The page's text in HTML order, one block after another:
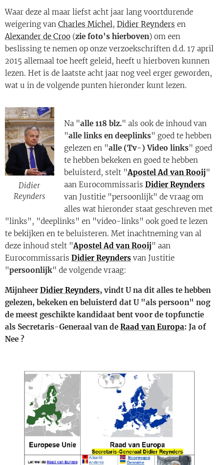
Waar deze al maar liefst acht jaar lang voortdurende
weigering van Charles Michel, Didier Reynders en
Alexander de Croo (zie foto's hierboven) om een
beslissing te nemen op onze verzoekschriften d.d. 17 april
2015 allemaal toe heeft geleid, heeft u hierboven kunnen
lezen. Het is de laatste acht jaar nog veel erger geworden,
wat u in de volgende punten hieronder kunt lezen.
Didier
Reynders
Na "alle 118 blz." als ook de inhoud van
"alle links en deeplinks" goed te hebben
gelezen en "alle (Tv-) Video links" goed
te hebben bekeken en goed te hebben
beluisterd, stelt "Apostel Ad van Rooij"
aan Eurocommissaris Didier Reynders
van Justitie "persoonlijk" de vraag om
alles wat hieronder staat geschreven met
"links", "deeplinks" en "video-links" ook goed te lezen
te bekijken en te beluisteren. Met inachtneming van al
deze inhoud stelt "Apostel Ad van Rooij" aan
Eurocommissaris Didier Reynders van Justitie
"persoonlijk" de volgende vraag:
Mijnheer Didier Reynders, vindt U na dit alles te hebben
gelezen, bekeken en beluisterd dat U "als persoon" nog
de meest geschikte kandidaat bent voor de topfunctie
als Secretaris-Generaal van de Raad van Europa: Ja of
Nee ?